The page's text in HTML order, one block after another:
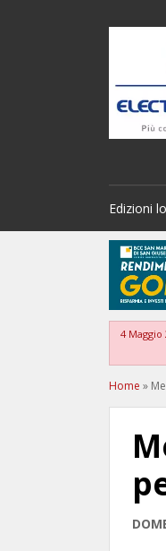
Edizioni
4 Maggio
Home »